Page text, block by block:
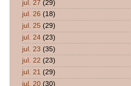
jul. 27 (29)
jul. 26 (18)
jul. 25 (29)
jul. 24 (23)
jul. 23 (35)
jul. 22 (23)
jul. 21 (29)
jul. 20 (30)